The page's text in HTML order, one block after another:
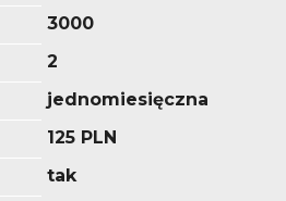
3000
2
jednomiesięczna
125 PLN
tak